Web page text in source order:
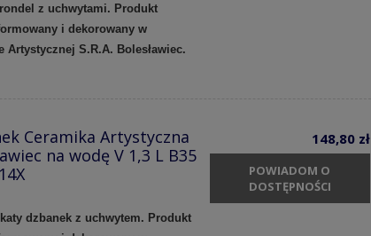
z uchwytami. Produkt
i dekorowany w
Artystycznej S.R.A. Bolesławiec.
Ceramika Artystyczna
na wodę V 1,3 L B35
dzbanek z uchwytem. Produkt
148,80 zł
POWIADOM O
DOSTĘPNOŚCI